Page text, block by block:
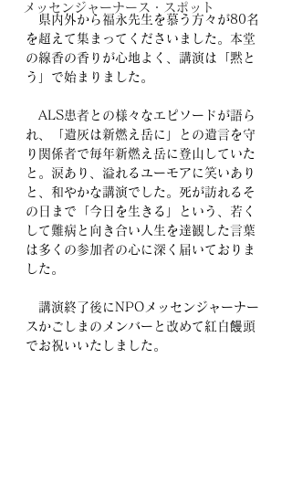
メッセンジャーナース・スポット
県内外から福永先生を慕う方々が80名
を超えて集まってくださいました。本堂
の線香の香りが心地よく、講演は「黙と
う」で始まりました。
ALS患者との様々なエピソードが語ら
れ、「遺灰は新燃え岳に」との遺言を守
り関係者で毎年新燃え岳に登山していた
と。涙あり、溢れるユーモアに笑いあり
と、和やかな講演でした。死が訪れるそ
の日まで「今日を生きる」という、若く
して難病と向き合い人生を達観した言葉
は多くの参加者の心に深く届いておりま
した。
講演終了後にNPOメッセンジャーナー
スかごしまのメンバーと改めて紅白饅頭
でお祝いいたしました。